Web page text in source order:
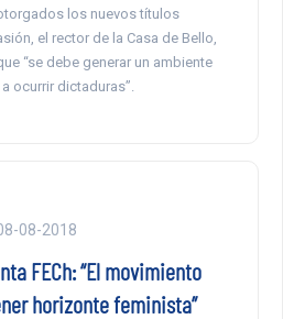
los nuevos títulos
el rector de la Casa de Bello,
“se debe generar un ambiente
ocurrir dictaduras”.
08-2018
FECh: “El movimiento
horizonte feminista”